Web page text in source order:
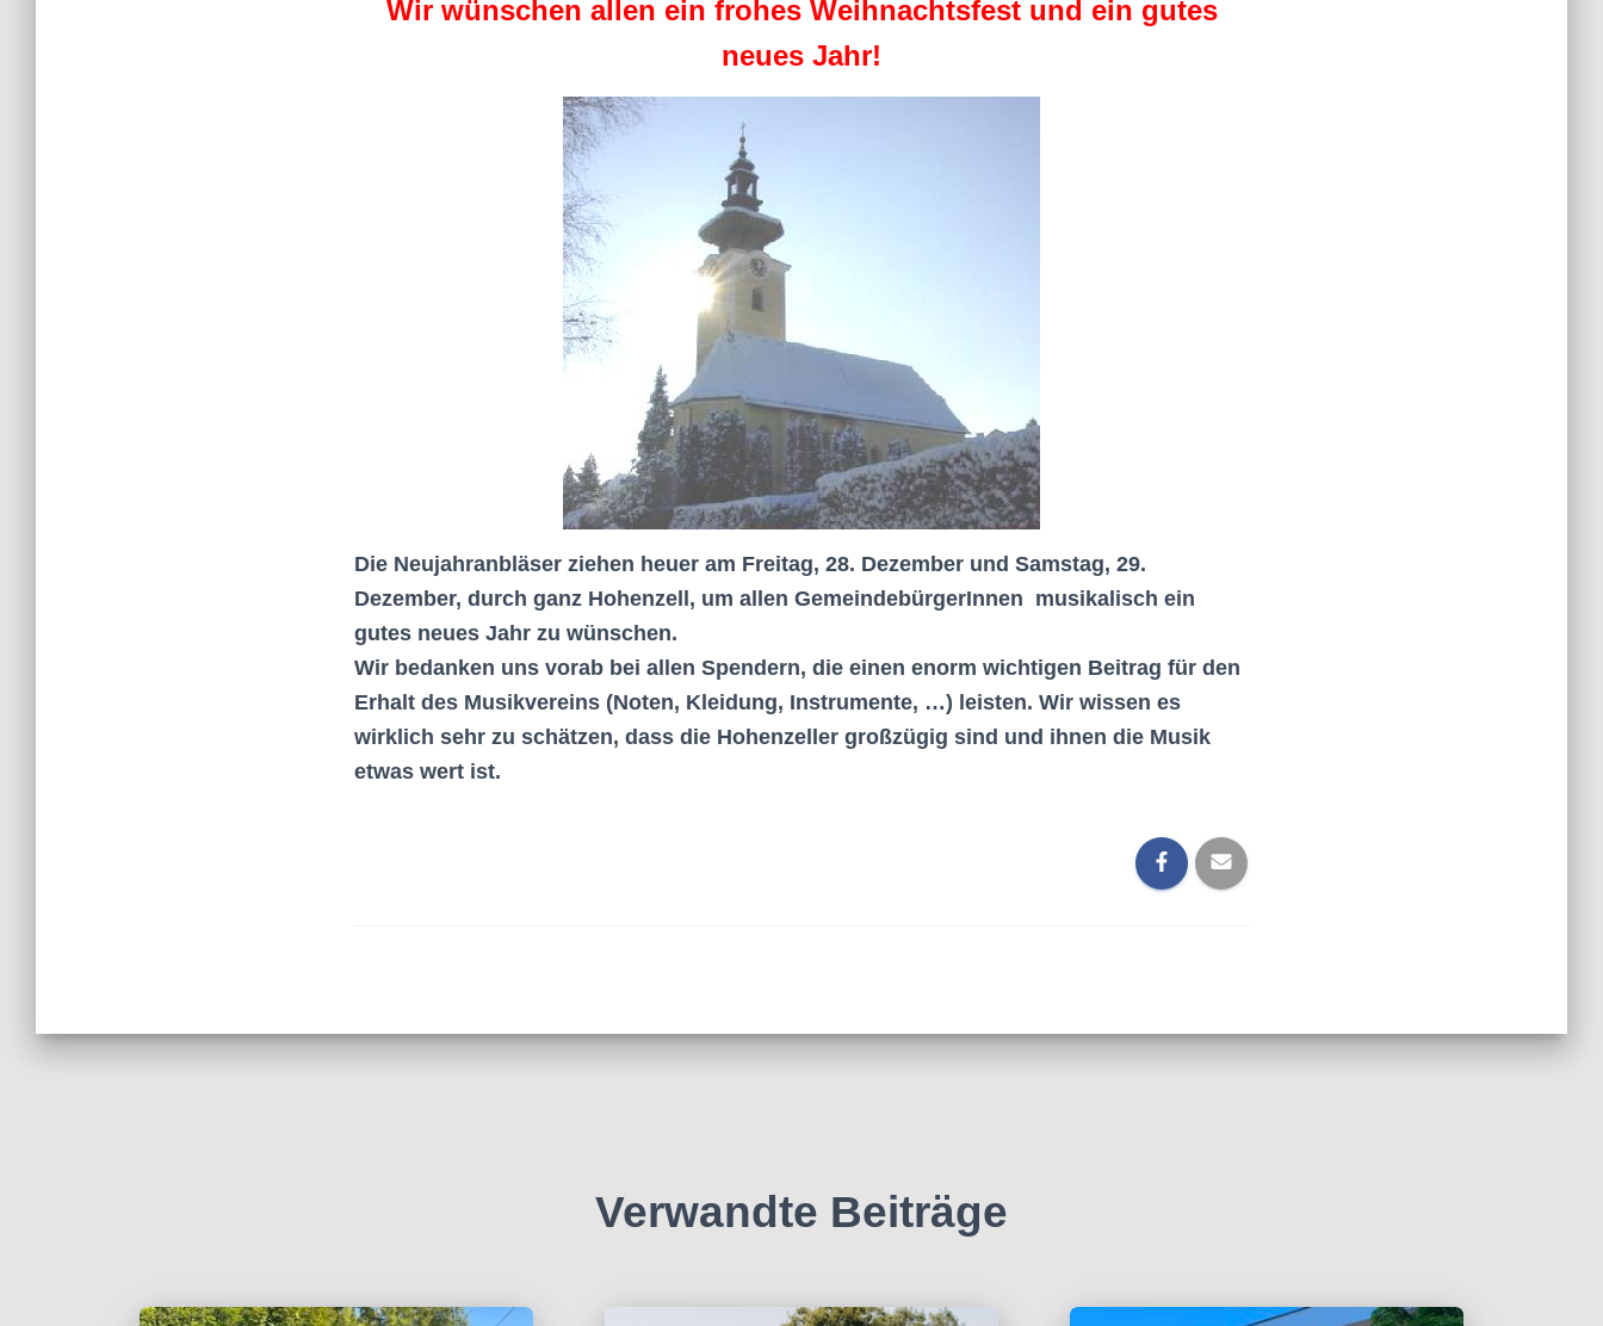
Wir wünschen allen ein frohes Weihnachtsfest und ein gutes
neues Jahr!
Die Neujahranbläser ziehen heuer am Freitag, 28. Dezember und Samstag, 29.
Dezember, durch ganz Hohenzell, um allen GemeindebürgerInnen musikalisch ein
gutes neues Jahr zu wünschen.
Wir bedanken uns vorab bei allen Spendern, die einen enorm wichtigen Beitrag für den
Erhalt des Musikvereins (Noten, Kleidung, Instrumente, …) leisten. Wir wissen es
wirklich sehr zu schätzen, dass die Hohenzeller großzügig sind und ihnen die Musik
etwas wert ist.
Verwandte Beiträge